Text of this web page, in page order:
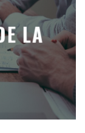
LA